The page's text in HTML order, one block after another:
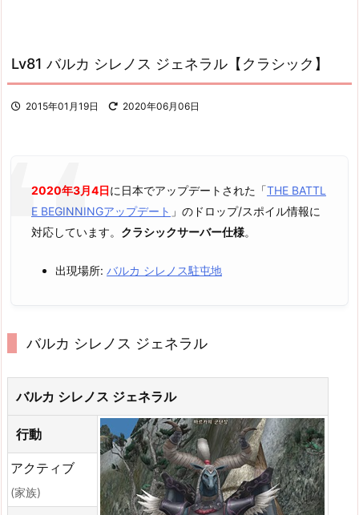
Lv81 バルカ シレノス ジェネラル【クラシック】
2015年01月19日 2020年06月06日
2020年3月4日に日本でアップデートされた「THE BATTL
E BEGINNINGアップデート 」のドロップ/スポイル情報に
対応しています。 クラシックサーバー仕様。
出現場所: バルカ シレノス駐屯地
バルカ シレノス ジェネラル
バルカ シレノス ジェネラル
行動
アクティブ
(家族)